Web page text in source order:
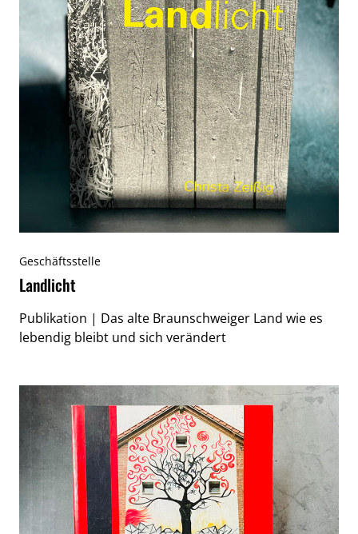
Geschäftsstelle
Landlicht
Publikation | Das alte Braunschweiger Land wie es
lebendig bleibt und sich verändert